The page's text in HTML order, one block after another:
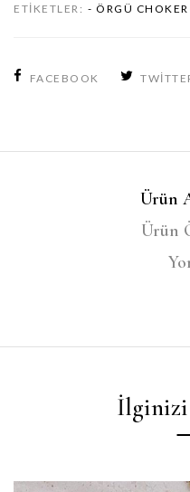
ETIKETLER: - ÖRGÜ CHOKER
FACEBOOK
Ürün
Ürün